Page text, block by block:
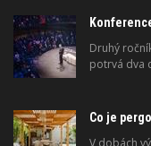
Druhý
potrvá dva